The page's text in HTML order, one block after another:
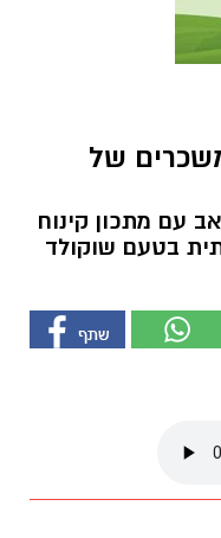
של
עם מתכון קינוח
בטעם שוקולד